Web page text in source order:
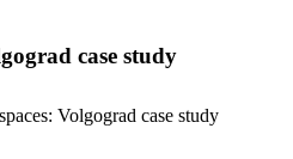
case study
Volgograd case study